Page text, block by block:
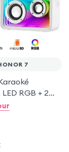
7
RGB + 2
pour